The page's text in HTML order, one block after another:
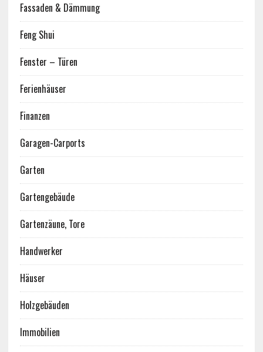
Fassaden & Dämmung
Feng Shui
Fenster – Türen
Ferienhäuser
Finanzen
Garagen-Carports
Garten
Gartengebäude
Gartenzäune, Tore
Handwerker
Häuser
Holzgebäuden
Immobilien